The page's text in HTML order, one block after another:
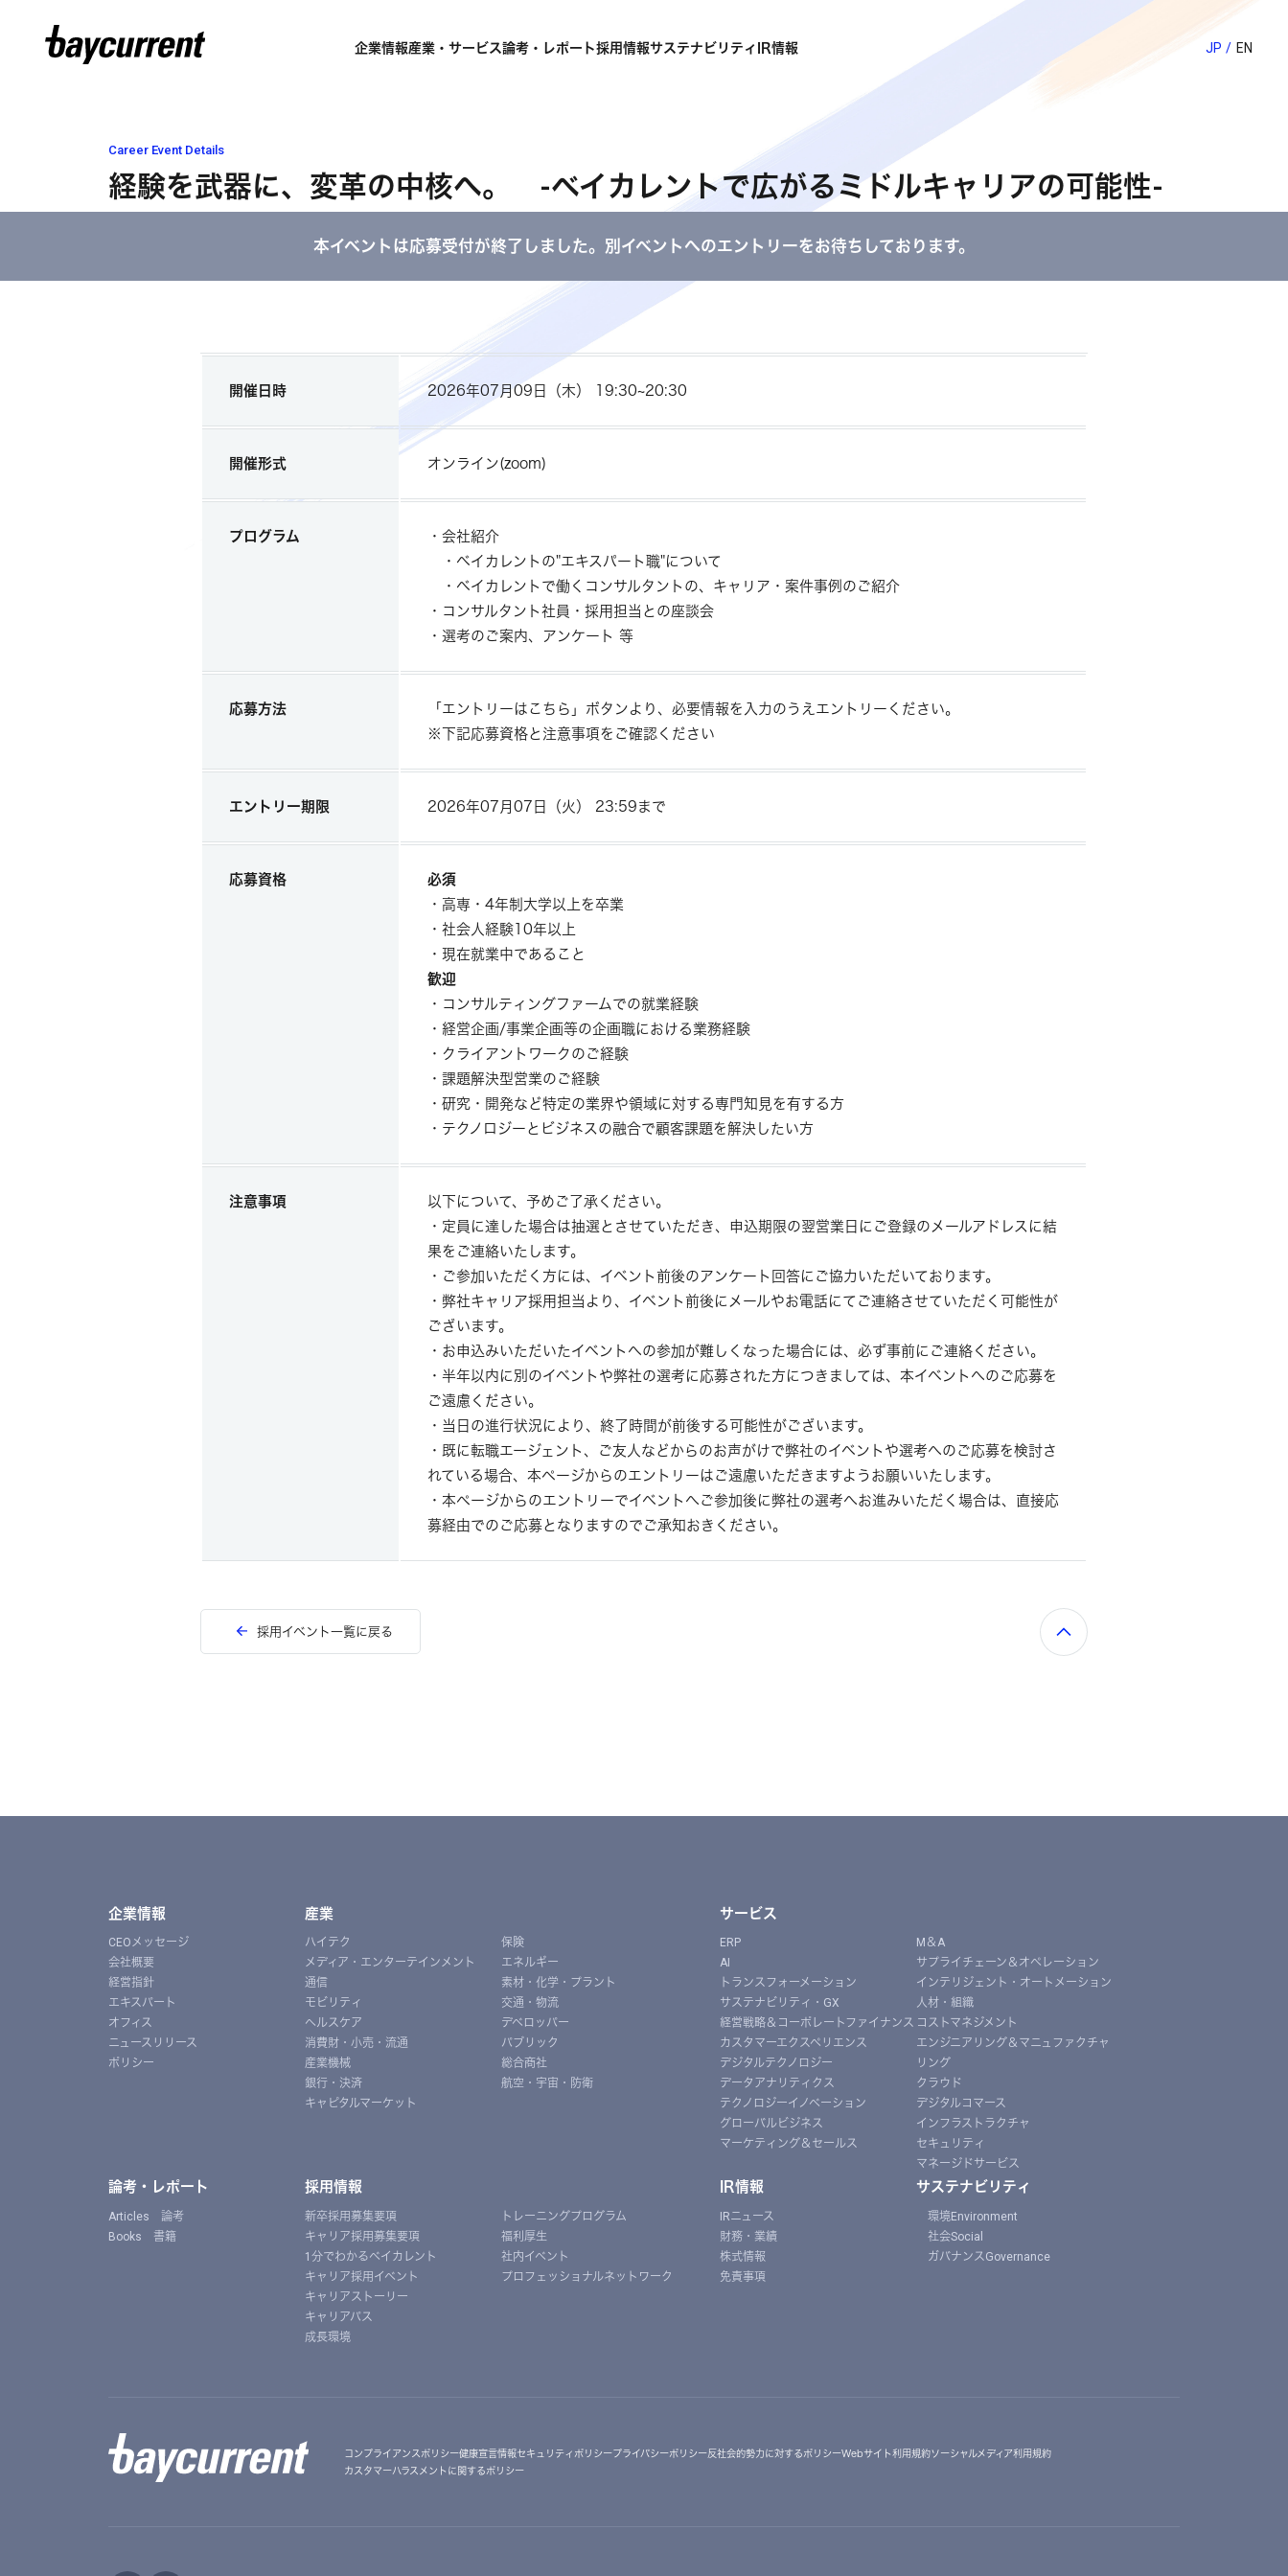
企業情報産業・サービス論考・レポート採用情報サステナビリティ IR情報 EN
JP
Career Event Details
経験を武器に、変革の中核へ。 -ベイカレントで広がるミドルキャリアの可能性-
本イベントは応募受付が終了しました。別イベントへのエントリーをお待ちしております。
開催日時 2026年07月09日（木） 19:30~20:30
開催形式 オンライン(zoom)
プログラム
・会社紹介
・ベイカレントの"エキスパート職"について
・ベイカレントで働くコンサルタントの、キャリア・案件事例のご紹介
・コンサルタント社員・採用担当との座談会
・選考のご案内、アンケート 等
応募方法
「エントリーはこちら」ボタンより、必要情報を入力のうえエントリーください。
※下記応募資格と注意事項をご確認ください
エントリー期限 2026年07月07日（火） 23:59まで
応募資格
必須
・高専・4年制大学以上を卒業
・社会人経験10年以上
・現在就業中であること
歓迎
・コンサルティングファームでの就業経験
・経営企画/事業企画等の企画職における業務経験
・クライアントワークのご経験
・課題解決型営業のご経験
・研究・開発など特定の業界や領域に対する専門知見を有する方
・テクノロジーとビジネスの融合で顧客課題を解決したい方
注意事項
以下について、予めご了承ください。
・定員に達した場合は抽選とさせていただき、申込期限の翌営業日にご登録のメールアドレスに結
果をご連絡いたします。
・ご参加いただく方には、イベント前後のアンケート回答にご協力いただいております。
・弊社キャリア採用担当より、イベント前後にメールやお電話にてご連絡させていただく可能性が
ございます。
・お申込みいただいたイベントへの参加が難しくなった場合には、必ず事前にご連絡ください。
・半年以内に別のイベントや弊社の選考に応募された方につきましては、本イベントへのご応募を
ご遠慮ください。
・当日の進行状況により、終了時間が前後する可能性がございます。
・既に転職エージェント、ご友人などからのお声がけで弊社のイベントや選考へのご応募を検討さ
れている場合、本ページからのエントリーはご遠慮いただきますようお願いいたします。
・本ページからのエントリーでイベントへご参加後に弊社の選考へお進みいただく場合は、直接応
募経由でのご応募となりますのでご承知おきください。
採用イベント一覧に戻る
企業情報
CEOメッセージ
会社概要
経営指針
エキスパート
オフィス
ニュースリリース
ポリシー
産業
ハイテク
メディア・エンターテインメント
通信
モビリティ
ヘルスケア
消費財・小売・流通
産業機械
銀行・決済
キャピタルマーケット
保険
エネルギー
素材・化学・プラント
交通・物流
デベロッパー
パブリック
総合商社
航空・宇宙・防衛
サービス
ERP
AI
トランスフォーメーション
サステナビリティ・GX
経営戦略＆コーポレートファイナンス
カスタマーエクスペリエンス
デジタルテクノロジー
データアナリティクス
テクノロジーイノベーション
グローバルビジネス
マーケティング＆セールス
M＆A
サプライチェーン＆オペレーション
インテリジェント・オートメーション
人材・組織
コストマネジメント
エンジニアリング＆マニュファクチャ
リング
クラウド
デジタルコマース
インフラストラクチャ
セキュリティ
マネージドサービス
論考・レポート
Articles 論考
Books 書籍
採用情報
新卒採用募集要項
キャリア採用募集要項
1分でわかるベイカレント
キャリア採用イベント
キャリアストーリー
キャリアパス
成長環境
トレーニングプログラム
福利厚生
社内イベント
プロフェッショナルネットワーク
IR情報
IRニュース
財務・業績
株式情報
免責事項
サステナビリティ
環境Environment
社会Social
ガバナンスGovernance
コンプライアンスポリシー健康宣言情報セキュリティポリシープライバシーポリシー反社会的勢力に対するポリシーWebサイト利用規約ソーシャルメディア利用規約
カスタマーハラスメントに関するポリシー